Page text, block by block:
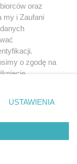
oraz
my i Zaufani
o zgodę na
prywatności
zgody
takiemu
tylko
USTAWIENIA